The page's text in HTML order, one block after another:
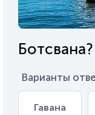
Ботсвана?
Варианты
Гавана